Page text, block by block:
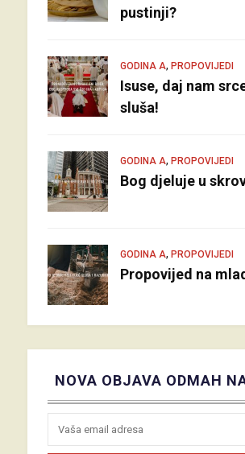
pustinji?
GODINA A, PROPOVIJEDI
Isuse, daj nam
sluša!
GODINA A, PROPOVIJEDI
Bog djeluje u
GODINA A, PROPOVIJEDI
Propovijed na
NOVA OBJAVA ODMAH